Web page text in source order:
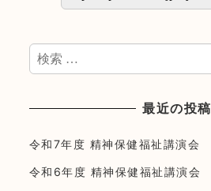
検
索
最近の投稿
令和7年度 精神保健福祉講演会
令和6年度 精神保健福祉講演会